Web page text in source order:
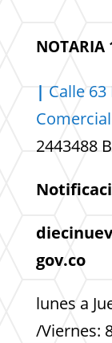
NOTARIA
| Calle
Comercial
2443488
gov.co
lunes a
/Viernes: